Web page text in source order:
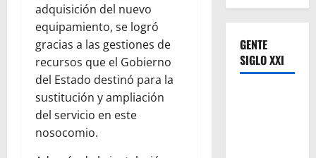
adquisición del nuevo
equipamiento, se logró
gracias a las gestiones de
recursos que el Gobierno
del Estado destinó para la
sustitución y ampliación
del servicio en este
nosocomio.
GENTE
SIGLO XXI